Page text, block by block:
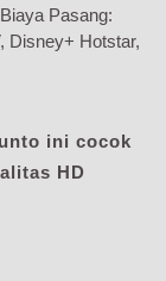
Pasang:
Disney+ Hotstar,
ini cocok
HD